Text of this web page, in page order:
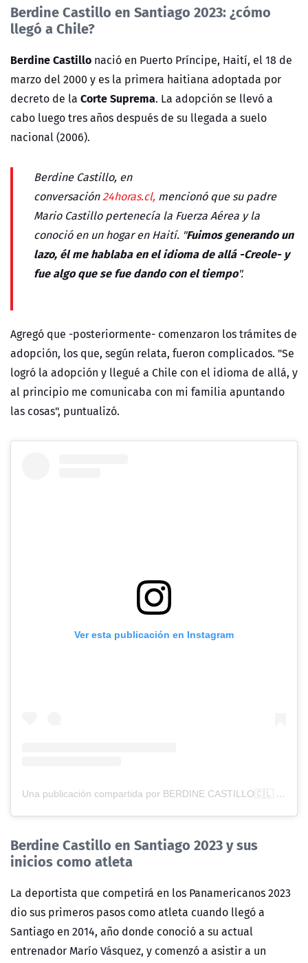
Berdine Castillo en Santiago 2023:¿cómo
llegó a Chile?
Berdine Castillo nació en Puerto Príncipe, Haití, el 18 de
marzo del 2000 y es la primera haitiana adoptada por
decreto de la Corte Suprema. La adopción se llevó a
cabo luego tres años después de su llegada a suelo
nacional (2006).
Berdine Castillo, en
conversación24horas.cl, mencionó que su padre
Mario Castillo pertenecía la Fuerza Aérea y la
conoció en un hogar en Haití. "Fuimos generando un
lazo, él me hablaba en el idioma de allá -Creole- y
fue algo que se fue dando con el tiempo".
Agregó que -posteriormente- comenzaron los trámites de
adopción, los que, según relata, fueron complicados. "Se
logró la adopción y llegué a Chile con el idioma de allá, y
al principio me comunicaba con mi familia apuntando
las cosas", puntualizó.
Ver esta publicación en Instagram
Una publicación compartida por BERDINE CASTILLO🇨🇱 (@berdine_pierre)
Berdine Castillo en Santiago 2023 y sus
inicios como atleta
La deportista que competirá en los Panamericanos 2023
dio sus primeros pasos como atleta cuando llegó a
Santiago en 2014, año donde conoció a su actual
entrenador Marío Vásquez, y comenzó a asistir a un